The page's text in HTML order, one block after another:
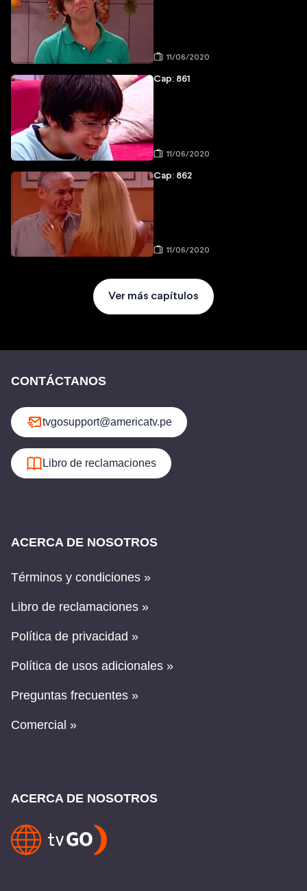
11/06/2020
Cap: 861
11/06/2020
Cap: 862
11/06/2020
Ver más capítulos
CONTÁCTANOS
tvgosupport@americatv.pe
Libro de reclamaciones
ACERCA DE NOSOTROS
Términos y condiciones »
Libro de reclamaciones »
Política de privacidad »
Política de usos adicionales »
Preguntas frecuentes »
Comercial »
ACERCA DE NOSOTROS